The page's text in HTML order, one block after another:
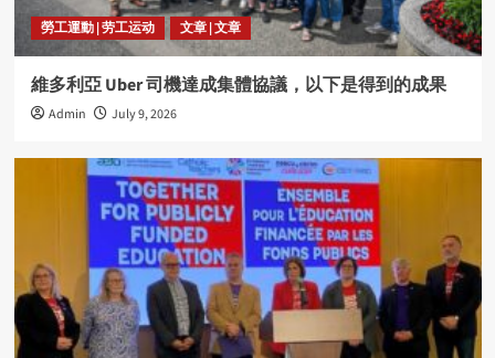
勞工運動 | 劳工运动 文章 | 文章
維多利亞 Uber 司機達成集體協議，以下是得到的成果
Admin July 9, 2026